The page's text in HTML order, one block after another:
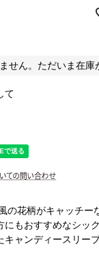
せん。ただいま在庫
て
の花柄がキャッチー
もおすすめなシッ
キャンディースリー